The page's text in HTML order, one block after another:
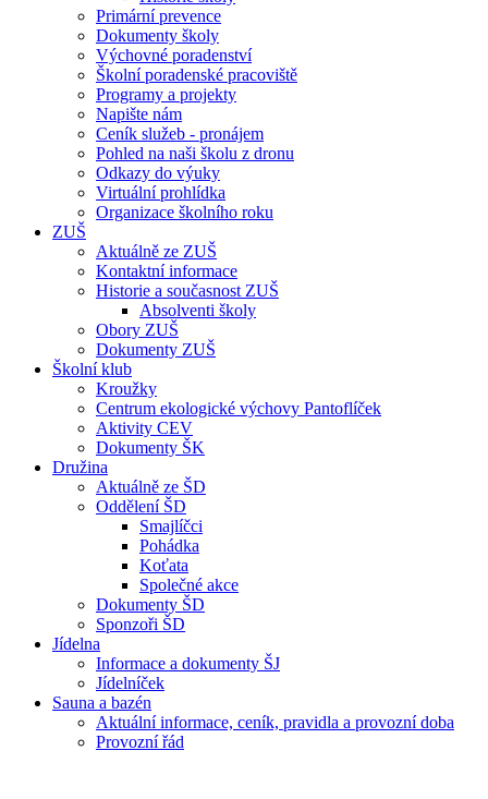
Primární prevence
Dokumenty školy
Výchovné poradenství
Školní poradenské pracoviště
Programy a projekty
Napište nám
Ceník služeb - pronájem
Pohled na naši školu z dronu
Odkazy do výuky
Virtuální prohlídka
Organizace školního roku
ZUŠ
Aktuálně ze ZUŠ
Kontaktní informace
Historie a současnost ZUŠ
Absolventi školy
Obory ZUŠ
Dokumenty ZUŠ
Školní klub
Kroužky
Centrum ekologické výchovy Pantoflíček
Aktivity CEV
Dokumenty ŠK
Družina
Aktuálně ze ŠD
Oddělení ŠD
Smajlíčci
Pohádka
Koťata
Společné akce
Dokumenty ŠD
Sponzoři ŠD
Jídelna
Informace a dokumenty ŠJ
Jídelníček
Sauna a bazén
Aktuální informace, ceník, pravidla a provozní doba
Provozní řád